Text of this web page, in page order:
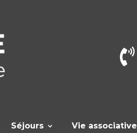

Séjours Vie associative